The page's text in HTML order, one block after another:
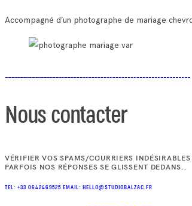
Accompagné d’un photographe de mariage
Nous contacter
VÉRIFIER VOS SPAMS/COURRIERS
PARFOIS NOS RÉPONSES SE GLISSENT DEDANS..
TEL: +33 0642469525 EMAIL: HELLO@STUDIOBALZAC.FR